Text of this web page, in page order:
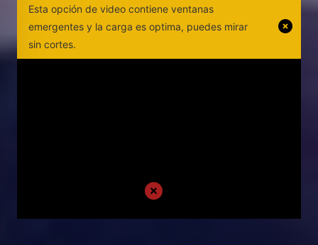
Esta opción de video contiene ventanas
emergentes y la carga es optima, puedes mirar
sin cortes.